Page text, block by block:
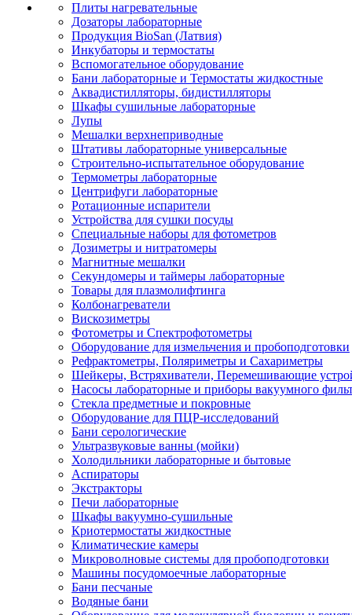
Плиты нагревательные
Дозаторы лабораторные
Продукция BioSan (Латвия)
Инкубаторы и термостаты
Вспомогательное оборудование
Бани лабораторные и Термостаты жидкостные
Аквадистилляторы, бидистилляторы
Шкафы сушильные лабораторные
Лупы
Мешалки верхнеприводные
Штативы лабораторные универсальные
Строительно-испытательное оборудование
Термометры лабораторные
Центрифуги лабораторные
Ротационные испарители
Устройства для сушки посуды
Специальные наборы для фотометров
Дозиметры и нитратомеры
Магнитные мешалки
Секундомеры и таймеры лабораторные
Товары для плазмолифтинга
Колбонагреватели
Вискозиметры
Фотометры и Спектрофотометры
Оборудование для измельчения и пробоподготовки
Рефрактометры, Поляриметры и Сахариметры
Шейкеры, Встряхиватели, Перемешивающие
Насосы лабораторные и приборы вакуумного
Стекла предметные и покровные
Оборудование для ПЦР-исследований
Бани серологические
Ультразвуковые ванны (мойки)
Холодильники лабораторные и бытовые
Аспираторы
Экстракторы
Печи лабораторные
Шкафы вакуумно-сушильные
Криотермостаты жидкостные
Климатические камеры
Микроволновые системы для пробоподготовки
Машины посудомоечные лабораторные
Бани песчаные
Водяные бани